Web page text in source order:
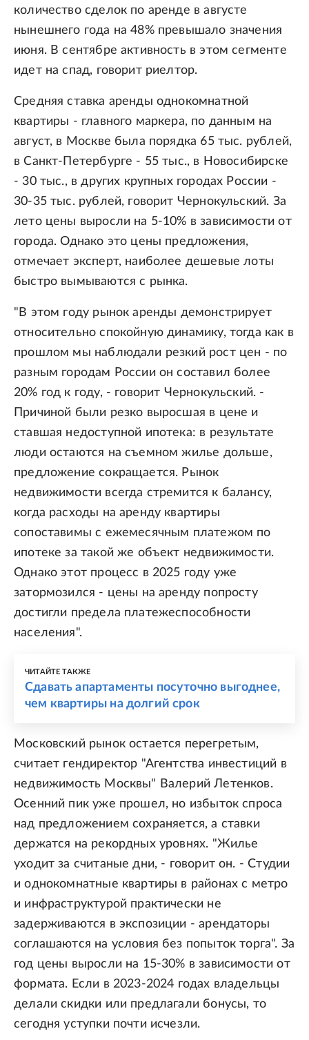
количество сделок по аренде в августе
нынешнего года на 48% превышало значения
июня. В сентябре активность в этом сегменте
идет на спад, говорит риелтор.
Средняя ставка аренды однокомнатной
квартиры - главного маркера, по данным на
август, в Москве была порядка 65 тыс. рублей,
в Санкт-Петербурге - 55 тыс., в Новосибирске
- 30 тыс., в других крупных городах России -
30-35 тыс. рублей, говорит Чернокульский. За
лето цены выросли на 5-10% в зависимости от
города. Однако это цены предложения,
отмечает эксперт, наиболее дешевые лоты
быстро вымываются с рынка.
"В этом году рынок аренды демонстрирует
относительно спокойную динамику, тогда как в
прошлом мы наблюдали резкий рост цен - по
разным городам России он составил более
20% год к году, - говорит Чернокульский. -
Причиной были резко выросшая в цене и
ставшая недоступной ипотека: в результате
люди остаются на съемном жилье дольше,
предложение сокращается. Рынок
недвижимости всегда стремится к балансу,
когда расходы на аренду квартиры
сопоставимы с ежемесячным платежом по
ипотеке за такой же объект недвижимости.
Однако этот процесс в 2025 году уже
затормозился - цены на аренду попросту
достигли предела платежеспособности
населения".
ЧИТАЙТЕ ТАКЖЕ
Сдавать апартаменты посуточно выгоднее,
чем квартиры на долгий срок
Московский рынок остается перегретым,
считает гендиректор "Агентства инвестиций в
недвижимость Москвы" Валерий Летенков.
Осенний пик уже прошел, но избыток спроса
над предложением сохраняется, а ставки
держатся на рекордных уровнях. "Жилье
уходит за считаные дни, - говорит он. - Студии
и однокомнатные квартиры в районах с метро
и инфраструктурой практически не
задерживаются в экспозиции - арендаторы
соглашаются на условия без попыток торга". За
год цены выросли на 15-30% в зависимости от
формата. Если в 2023-2024 годах владельцы
делали скидки или предлагали бонусы, то
сегодня уступки почти исчезли.